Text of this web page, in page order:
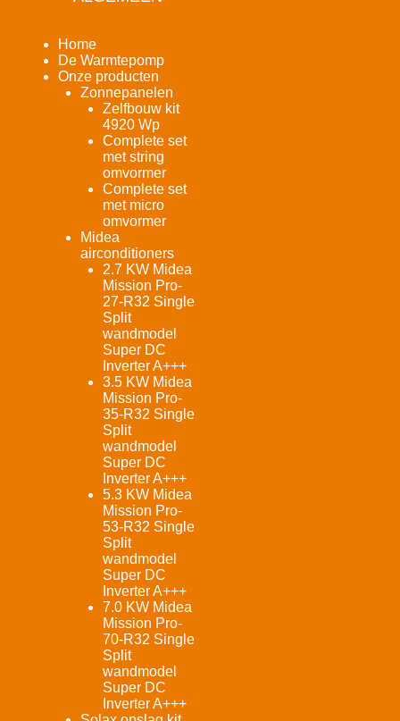
Home
De Warmtepomp
Onze producten
Zonnepanelen
Zelfbouw kit
4920 Wp
Complete set
met string
omvormer
Complete set
met micro
omvormer
Midea
airconditioners
2.7 KW Midea
Mission Pro-
27-R32 Single
Split
wandmodel
Super DC
Inverter A+++
3.5 KW Midea
Mission Pro-
35-R32 Single
Split
wandmodel
Super DC
Inverter A+++
5.3 KW Midea
Mission Pro-
53-R32 Single
Split
wandmodel
Super DC
Inverter A+++
7.0 KW Midea
Mission Pro-
70-R32 Single
Split
wandmodel
Super DC
Inverter A+++